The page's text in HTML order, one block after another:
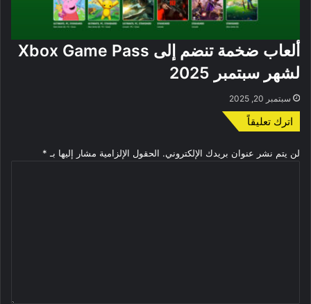
ألعاب ضخمة تنضم إلى Xbox Game Pass
لشهر سبتمبر 2025
سبتمبر 20, 2025
اترك تعليقاً
لن يتم نشر عنوان بريدك الإلكتروني. الحقول الإلزامية مشار إليها بـ *